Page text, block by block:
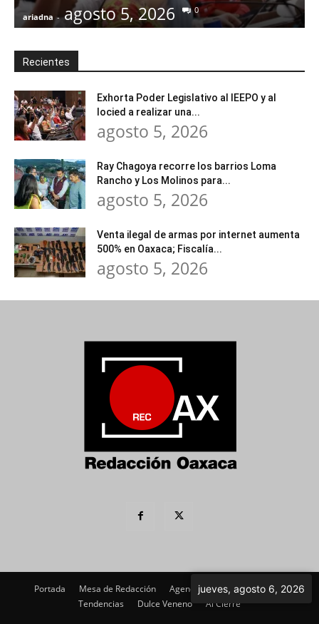
ariadna - agosto 5, 2026 0
Recientes
Exhorta Poder Legislativo al IEEPO y al
Iocied a realizar una...
agosto 5, 2026
Ray Chagoya recorre los barrios Loma
Rancho y Los Molinos para...
agosto 5, 2026
Venta ilegal de armas por internet aumenta
500% en Oaxaca; Fiscalía...
agosto 5, 2026
Portada Mesa de Redacción Agenda Política
Imagen
Tendencias
Dulce Veneno Al Cierre
jueves, agosto 6, 2026